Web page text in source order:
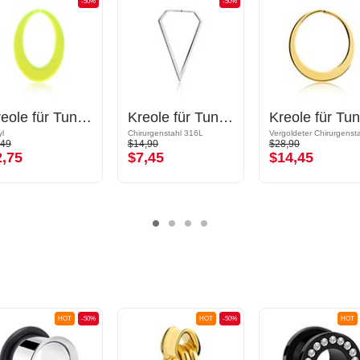
Kreole für Tunnel (Acryl, mehrere Farben) Kreole für Tunnel (Chirurgenstahl, silber, glänzend)
Chirurgenstahl 316L
$14,90
$7,45
$28,90
$14,45
-50%
HOT -50%
HOT HOT